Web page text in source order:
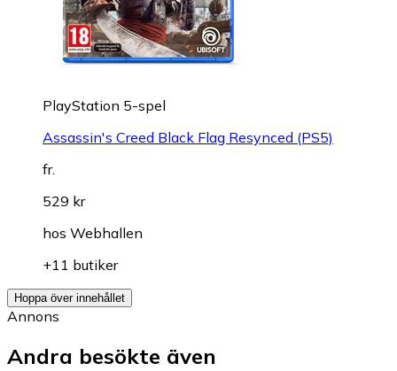
PlayStation 5-spel
Assassin's Creed Black Flag Resynced (PS5)
fr.
529 kr
hos Webhallen
+11 butiker
Hoppa över innehållet
Annons
Andra besökte även